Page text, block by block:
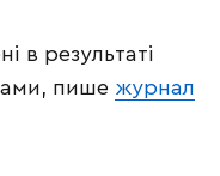
в результаті
пише журнал